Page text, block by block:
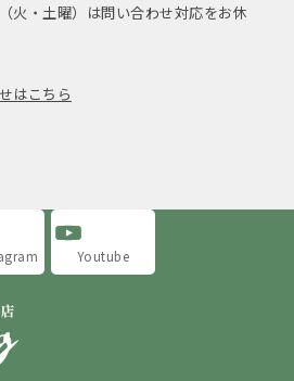
火・土曜）は問い合わせ対応をお休
はこちら
Youtube